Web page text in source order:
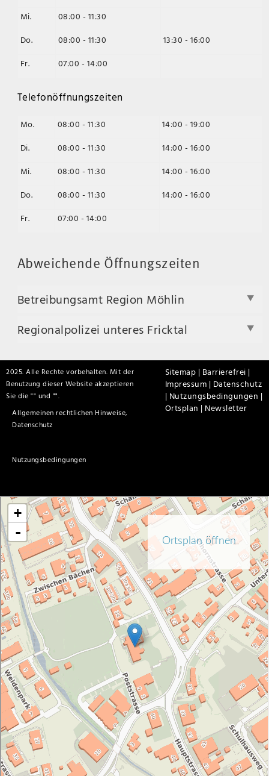
Mi.
08:00 - 11:30
Do.
08:00 - 11:30
13:30 - 16:00
Fr.
07:00 - 14:00
Telefonöffnungszeiten
Mo. 08:00 - 11:30
14:00 - 19:00
Di.
08:00 - 11:30
14:00 - 16:00
Mi.
08:00 - 11:30
14:00 - 16:00
Do.
08:00 - 11:30
14:00 - 16:00
Fr.
07:00 - 14:00
Abweichende Öffnungszeiten
Betreibungsamt Region Möhlin
Regionalpolizei unteres Fricktal
2025. Alle Rechte vorbehalten. Mit der
Benutzung dieser Website akzeptieren
Sie die "
Allgemeinen rechtlichen Hinweise,
Datenschutz
" und "
Nutzungsbedingungen
".
Sitemap | Barrierefrei |
Impressum | Datenschutz
| Nutzungsbedingungen |
Ortsplan | Newsletter